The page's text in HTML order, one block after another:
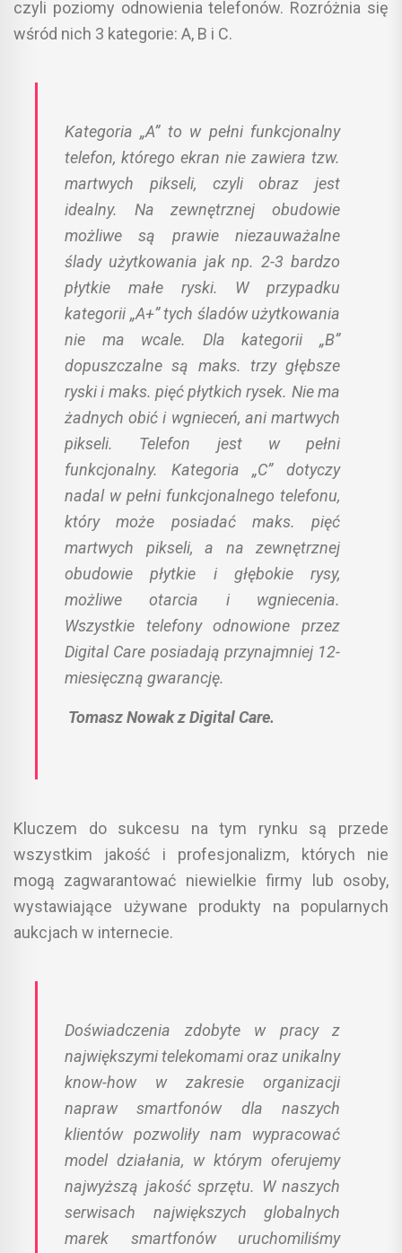
czyli poziomy odnowienia telefonów. Rozróżnia się
wśród nich 3 kategorie: A, B i C.
Kategoria „A” to w pełni funkcjonalny
telefon, którego ekran nie zawiera tzw.
martwych pikseli, czyli obraz jest
idealny. Na zewnętrznej obudowie
możliwe są prawie niezauważalne
ślady użytkowania jak np. 2-3 bardzo
płytkie małe ryski. W przypadku
kategorii „A+” tych śladów użytkowania
nie ma wcale. Dla kategorii „B”
dopuszczalne są maks. trzy głębsze
ryski i maks. pięć płytkich rysek. Nie ma
żadnych obić i wgnieceń, ani martwych
pikseli. Telefon jest w pełni
funkcjonalny. Kategoria „C” dotyczy
nadal w pełni funkcjonalnego telefonu,
który może posiadać maks. pięć
martwych pikseli, a na zewnętrznej
obudowie płytkie i głębokie rysy,
możliwe otarcia i wgniecenia.
Wszystkie telefony odnowione przez
Digital Care posiadają przynajmniej 12-
miesięczną gwarancję.
Tomasz Nowak z Digital Care.
Kluczem do sukcesu na tym rynku są przede
wszystkim jakość i profesjonalizm, których nie
mogą zagwarantować niewielkie firmy lub osoby,
wystawiające używane produkty na popularnych
aukcjach w internecie.
Doświadczenia zdobyte w pracy z
największymi telekomami oraz unikalny
know-how w zakresie organizacji
napraw smartfonów dla naszych
klientów pozwoliły nam wypracować
model działania, w którym oferujemy
najwyższą jakość sprzętu. W naszych
serwisach największych globalnych
marek smartfonów uruchomiliśmy